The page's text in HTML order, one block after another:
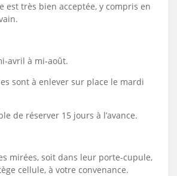
est très bien acceptée, y compris en
avril à mi-août.
sont à enlever sur place le mardi
de réserver 15 jours à l’avance.
mirées, soit dans leur porte-cupule,
cellule, à votre convenance.